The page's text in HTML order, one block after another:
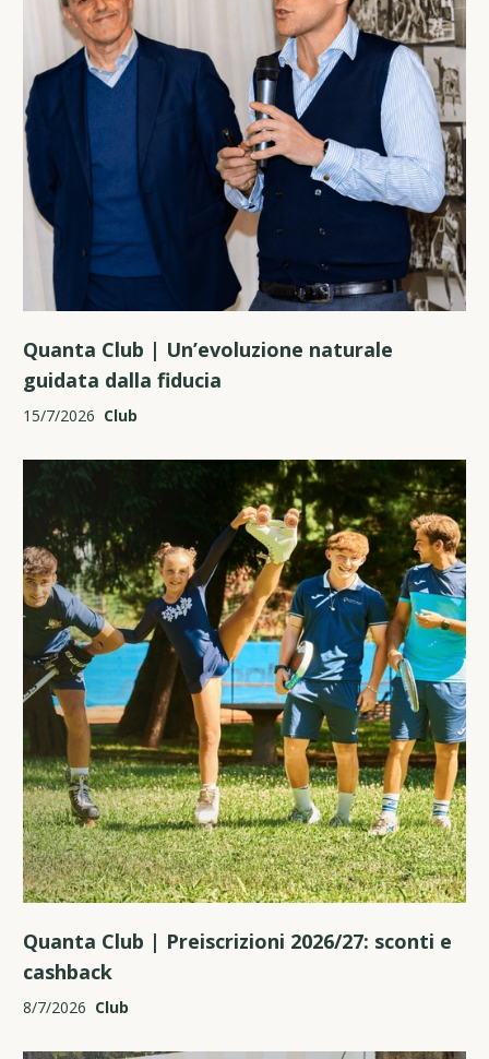
Quanta Club | Un’evoluzione naturale
guidata dalla fiducia
15/7/2026 Club
Quanta Club | Preiscrizioni 2026/27: sconti e
cashback
8/7/2026 Club